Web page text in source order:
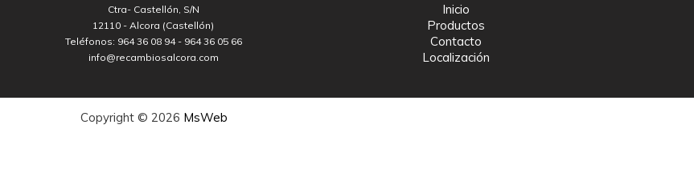
Ctra- Castellón, S/N
12110 - Alcora (Castellón)
Teléfonos: 964 36 08 94 - 964 36 05 66
info@recambiosalcora.com
Inicio
Productos
Contacto
Localización
Copyright © 2026 MsWeb